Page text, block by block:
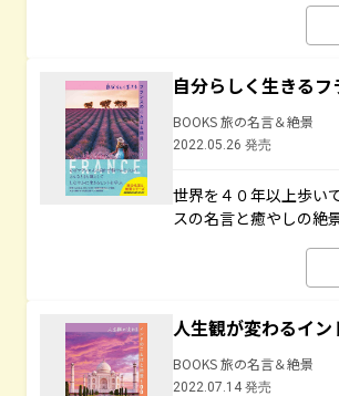
自分らしく生きる
BOOKS 旅の名言＆絶景
2022.05.26 発売
世界を４０年以上歩い
スの名言と癒やしの絶
人生観が変わるイ
BOOKS 旅の名言＆絶景
2022.07.14 発売